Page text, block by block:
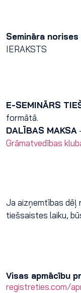
Semināra
IERAKSTS
E-SEMINĀRS
formātā.
DALĪBAS MAKSA
Grāmatvedības
Ja aizņemtības dēļ
tiešsaistes laiku,
Visas apmācību
registreties.com/